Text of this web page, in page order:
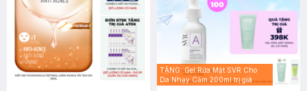
TẶNG: Gel Rửa Mặt SVR Cho
Da Nhạy Cảm 200ml trị giá